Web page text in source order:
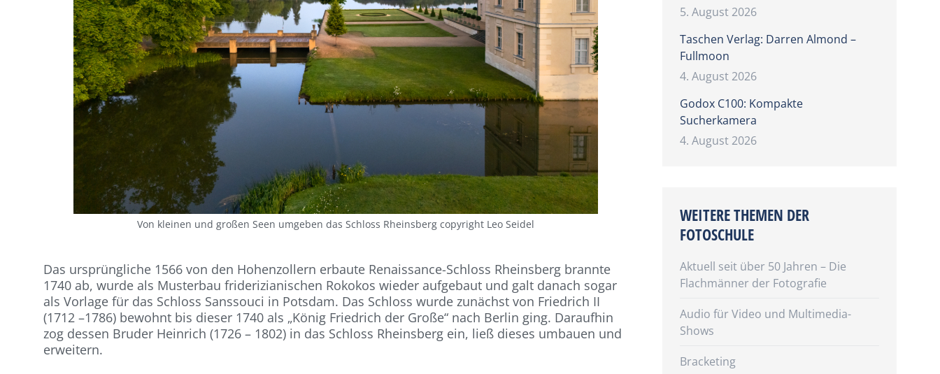
Von kleinen und großen Seen umgeben das Schloss Rheinsberg copyright Leo Seidel
Das ursprüngliche 1566 von den Hohenzollern erbaute Renaissance-Schloss Rheinsberg brannte
1740 ab, wurde als Musterbau friderizianischen Rokokos wieder aufgebaut und galt danach sogar
als Vorlage für das Schloss Sanssouci in Potsdam. Das Schloss wurde zunächst von Friedrich II
(1712 –1786) bewohnt bis dieser 1740 als „König Friedrich der Große“ nach Berlin ging. Daraufhin
zog dessen Bruder Heinrich (1726 – 1802) in das Schloss Rheinsberg ein, ließ dieses umbauen und
erweitern.
5. August 2026
Taschen Verlag: Darren Almond –
Fullmoon
4. August 2026
Godox C100: Kompakte
Sucherkamera
4. August 2026
WEITERE THEMEN DER
FOTOSCHULE
Aktuell seit über 50 Jahren – Die
Flachmänner der Fotografie
Audio für Video und Multimedia-
Shows
Bracketing